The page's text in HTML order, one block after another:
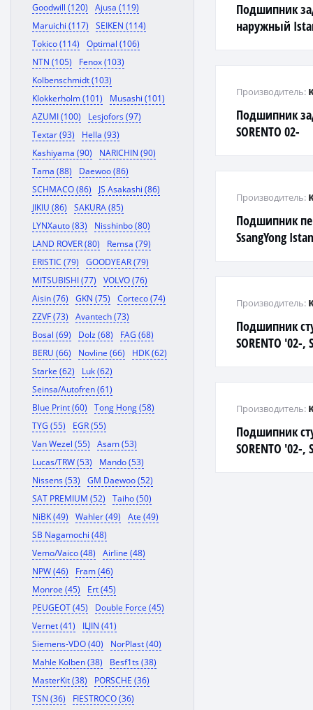
Goodwill (120)
Ajusa (119)
Maruichi (117)
SEIKEN (114)
Tokico (114)
Optimal (106)
NTN (105)
Fenox (103)
Kolbenschmidt (103)
Klokkerholm (101)
Musashi (101)
AZUMI (100)
Lesjofors (97)
Textar (93)
Hella (93)
Kashiyama (90)
NARICHIN (90)
Tama (88)
Daewoo (86)
SCHMACO (86)
JS Asakashi (86)
JIKIU (86)
SAKURA (85)
LYNXauto (83)
Nisshinbo (80)
LAND ROVER (80)
Remsa (79)
ERISTIC (79)
GOODYEAR (79)
MITSUBISHI (77)
VOLVO (76)
Aisin (76)
GKN (75)
Corteco (74)
ZZVF (73)
Avantech (73)
Bosal (69)
Dolz (68)
FAG (68)
BERU (66)
Novline (66)
HDK (62)
Starke (62)
Luk (62)
Seinsa/Autofren (61)
Blue Print (60)
Tong Hong (58)
TYG (55)
EGR (55)
Van Wezel (55)
Asam (53)
Lucas/TRW (53)
Mando (53)
Nissens (53)
GM Daewoo (52)
SAT PREMIUM (52)
Taiho (50)
NiBK (49)
Wahler (49)
Ate (49)
SB Nagamochi (48)
Vemo/Vaico (48)
Airline (48)
NPW (46)
Fram (46)
Monroe (45)
Ert (45)
PEUGEOT (45)
Double Force (45)
Vernet (41)
ILJIN (41)
Siemens-VDO (40)
NorPlast (40)
Mahle Kolben (38)
Besf1ts (38)
MasterKit (38)
PORSCHE (36)
TSN (36)
FIESTROCO (36)
Подшипник
наружный
Подшипник
SORENTO 02-
Производитель:
Подшипник
SsangYong
Производитель:
Подшипник
SORENTO '02-,
Производитель:
Подшипник
SORENTO '02-,
Производитель: